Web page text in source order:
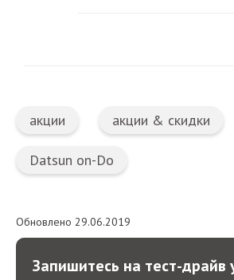
акции акции & скидки
Datsun on-Do
Обновлено 29.06.2019
Запишитесь на тест-драйв